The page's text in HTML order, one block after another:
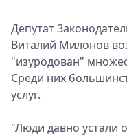
Книги
Выставки
Пресс-
релизы
Metro
Депутат
Виталий Милонов
"изуродован"
Среди них
услуг.
"Люди давно устали